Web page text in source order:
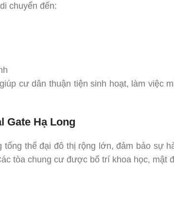
chuyển đến:
cư dân thuận tiện sinh hoạt, làm việc
Gate Hạ Long
thể đại đô thị rộng lớn, đảm bảo sự
tòa chung cư được bố trí khoa học, mật